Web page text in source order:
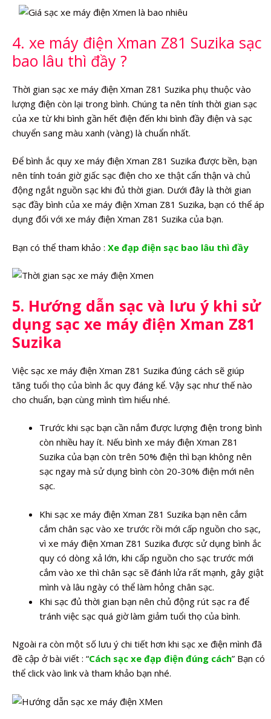
4. xe máy điện Xman Z81 Suzika sạc
bao lâu thì đầy ?
Thời gian sạc xe máy điện Xman Z81 Suzika phụ thuộc vào
lượng điện còn lại trong bình. Chúng ta nên tính thời gian sạc
của xe từ khi bình gần hết điện đến khi bình đầy điện và sạc
chuyển sang màu xanh (vàng) là chuẩn nhất.
Để bình ắc quy xe máy điện Xman Z81 Suzika được bền, bạn
nên tính toán giờ giấc sạc điện cho xe thật cẩn thận và chủ
động ngắt nguồn sạc khi đủ thời gian. Dưới đây là thời gian
sạc đầy bình của xe máy điện Xman Z81 Suzika, bạn có thể áp
dụng đối với xe máy điện Xman Z81 Suzika của bạn.
Bạn có thể tham khảo : Xe đạp điện sạc bao lâu thì đầy
5. Hướng dẫn sạc và lưu ý khi sử
dụng sạc xe máy điện Xman Z81
Suzika
Việc sạc xe máy điện Xman Z81 Suzika đúng cách sẽ giúp
tăng tuổi thọ của bình ắc quy đáng kể. Vậy sạc như thế nào
cho chuẩn, bạn cùng mình tìm hiểu nhé.
Trước khi sạc bạn cần nắm được lượng điện trong bình
còn nhiều hay ít. Nếu bình xe máy điện Xman Z81
Suzika của bạn còn trên 50% điện thì bạn không nên
sạc ngay mà sử dụng bình còn 20-30% điện mới nên
sạc.
Khi sạc xe máy điện Xman Z81 Suzika bạn nên cắm
cắm chân sạc vào xe trước rồi mới cấp nguồn cho sạc,
vì xe máy điện Xman Z81 Suzika được sử dụng bình ắc
quy có dòng xả lớn, khi cấp nguồn cho sạc trước mới
cắm vào xe thì chân sạc sẽ đánh lửa rất mạnh, gây giật
mình và lâu ngày có thể làm hỏng chân sạc.
Khi sạc đủ thời gian bạn nên chủ động rút sạc ra để
tránh việc sạc quá giờ làm giảm tuổi thọ của bình.
Ngoài ra còn một số lưu ý chi tiết hơn khi sạc xe điện mình đã
đề cập ở bài viết : “Cách sạc xe đạp điện đúng cách” Bạn có
thể click vào link và tham khảo bạn nhé.